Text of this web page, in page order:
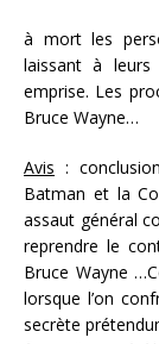
à mort les
laissant à
emprise. Les
Bruce Wayne…
Avis :
Batman et la
assaut général
reprendre le
Bruce Wayne
lorsque l’on
secrète